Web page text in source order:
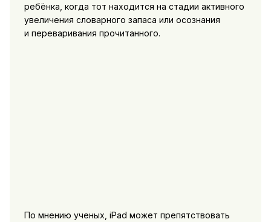
ребёнка, когда тот находится на стадии активного
увеличения словарного запаса или осознания
и переваривания прочитанного.
По мнению ученых, iPad может препятствовать